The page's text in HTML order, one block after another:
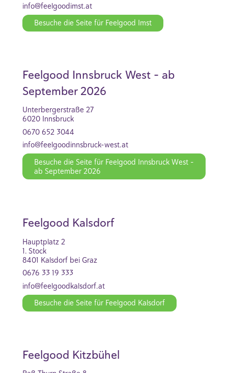
info@feelgoodimst.at
Besuche die Seite für Feelgood Imst
Feelgood Innsbruck West - ab
September 2026
Unterbergerstraße 27
6020 Innsbruck
0670 652 3044
info@feelgoodinnsbruck-west.at
Besuche die Seite für Feelgood Innsbruck West -
ab September 2026
Feelgood Kalsdorf
Hauptplatz 2
1. Stock
8401 Kalsdorf bei Graz
0676 33 19 333
info@feelgoodkalsdorf.at
Besuche die Seite für Feelgood Kalsdorf
Feelgood Kitzbühel